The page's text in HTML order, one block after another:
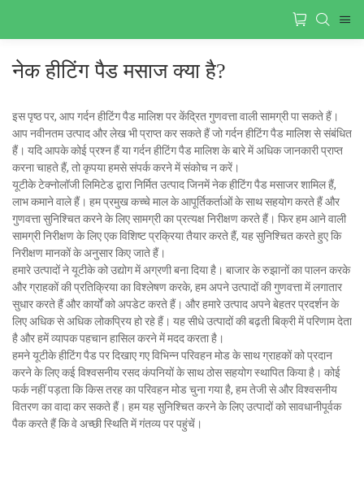
नेक हीटिंग पैड मसाज क्या है?
इस पृष्ठ पर, आप गर्दन हीटिंग पैड मालिश पर केंद्रित गुणवत्ता वाली सामग्री पा सकते हैं।
आप नवीनतम उत्पाद और लेख भी प्राप्त कर सकते हैं जो गर्दन हीटिंग पैड मालिश से संबंधित
हैं। यदि आपके कोई प्रश्न हैं या गर्दन हीटिंग पैड मालिश के बारे में अधिक जानकारी प्राप्त
करना चाहते हैं, तो कृपया हमसे संपर्क करने में संकोच न करें।
यूटीके टेक्नोलॉजी लिमिटेड द्वारा निर्मित उत्पाद जिनमें नेक हीटिंग पैड मसाजर शामिल हैं,
लाभ कमाने वाले हैं। हम प्रमुख कच्चे माल के आपूर्तिकर्ताओं के साथ सहयोग करते हैं और
गुणवत्ता सुनिश्चित करने के लिए सामग्री का प्रत्यक्ष निरीक्षण करते हैं। फिर हम आने वाली
सामग्री निरीक्षण के लिए एक विशिष्ट प्रक्रिया तैयार करते हैं, यह सुनिश्चित करते हुए कि
निरीक्षण मानकों के अनुसार किए जाते हैं।
हमारे उत्पादों ने यूटीके को उद्योग में अग्रणी बना दिया है। बाजार के रुझानों का पालन करके
और ग्राहकों की प्रतिक्रिया का विश्लेषण करके, हम अपने उत्पादों की गुणवत्ता में लगातार
सुधार करते हैं और कार्यों को अपडेट करते हैं। और हमारे उत्पाद अपने बेहतर प्रदर्शन के
लिए अधिक से अधिक लोकप्रिय हो रहे हैं। यह सीधे उत्पादों की बढ़ती बिक्री में परिणाम देता
है और हमें व्यापक पहचान हासिल करने में मदद करता है।
हमने यूटीके हीटिंग पैड पर दिखाए गए विभिन्न परिवहन मोड के साथ ग्राहकों को प्रदान
करने के लिए कई विश्वसनीय रसद कंपनियों के साथ ठोस सहयोग स्थापित किया है। कोई
फर्क नहीं पड़ता कि किस तरह का परिवहन मोड चुना गया है, हम तेजी से और विश्वसनीय
वितरण का वादा कर सकते हैं। हम यह सुनिश्चित करने के लिए उत्पादों को सावधानीपूर्वक
पैक करते हैं कि वे अच्छी स्थिति में गंतव्य पर पहुंचें।